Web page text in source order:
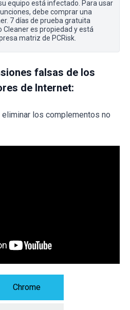
equipo está infectado. Para usar
debe comprar una
7 días de prueba gratuita
Cleaner es propiedad y está
matriz de PCRisk.
falsas de los
de Internet:
los complementos no
Chrome